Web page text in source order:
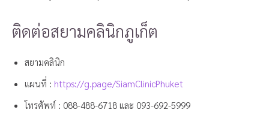
ติดต่อสยามคลินิกภูเก็ต
สยามคลินิก
แผนที่ : https://g.page/SiamClinicPhuket
โทรศัพท์ : 088-488-6718 และ 093-692-5999